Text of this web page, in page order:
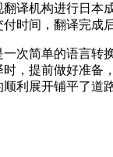
译机构进行日本
时间，翻译完成
次简单的语言
，提前做好准
利展开铺平了道路